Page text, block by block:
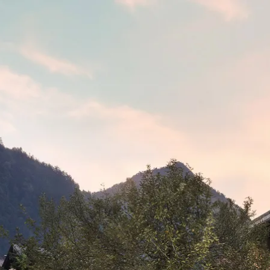
Chiemsee &
Aktivitäten für die Familie
Winter
Golfen
Orte